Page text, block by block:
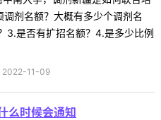
剂名额？大概有多少个调剂名
3.是否有扩招名额？4.是多少比例
2022-11-09
么时候会通知